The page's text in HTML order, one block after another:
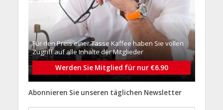
Für den Preis einer Tasse Kaffee haben Sie vollen
Zugriff auf alle Inhalte der Mitglieder
Werden Sie Mitglied für nur €6.90
Abonnieren Sie unseren täglichen Newsletter